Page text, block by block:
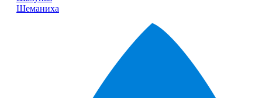
Шеманиха